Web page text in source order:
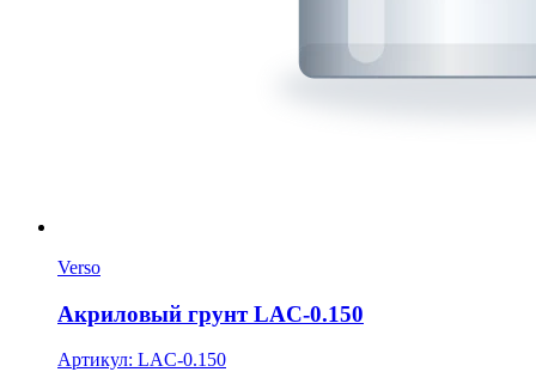
Verso
Акриловый грунт LAC-0.150
Артикул: LAC-0.150